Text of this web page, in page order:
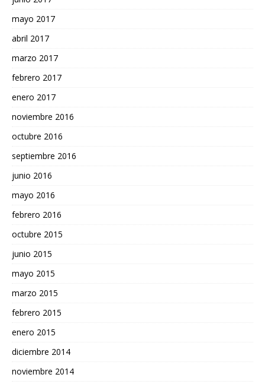
mayo 2017
abril 2017
marzo 2017
febrero 2017
enero 2017
noviembre 2016
octubre 2016
septiembre 2016
junio 2016
mayo 2016
febrero 2016
octubre 2015
junio 2015
mayo 2015
marzo 2015
febrero 2015
enero 2015
diciembre 2014
noviembre 2014